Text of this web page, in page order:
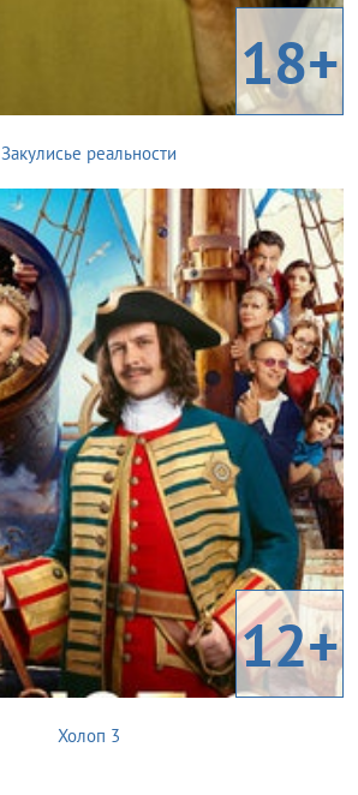
18+
Закулисье реальности
12+
Холоп 3